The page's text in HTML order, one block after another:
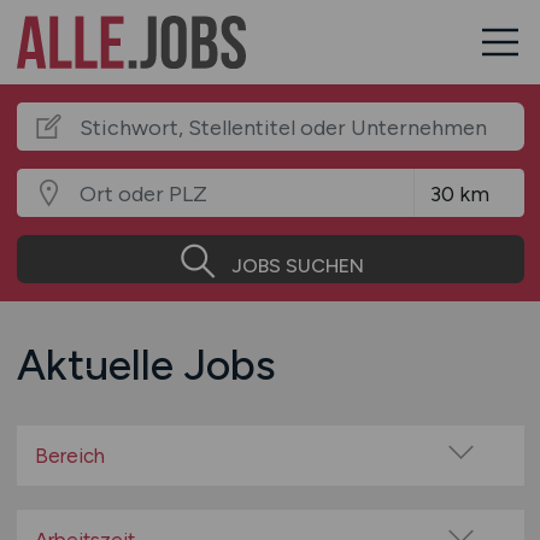
JOBS SUCHEN
Aktuelle Jobs
Bereich